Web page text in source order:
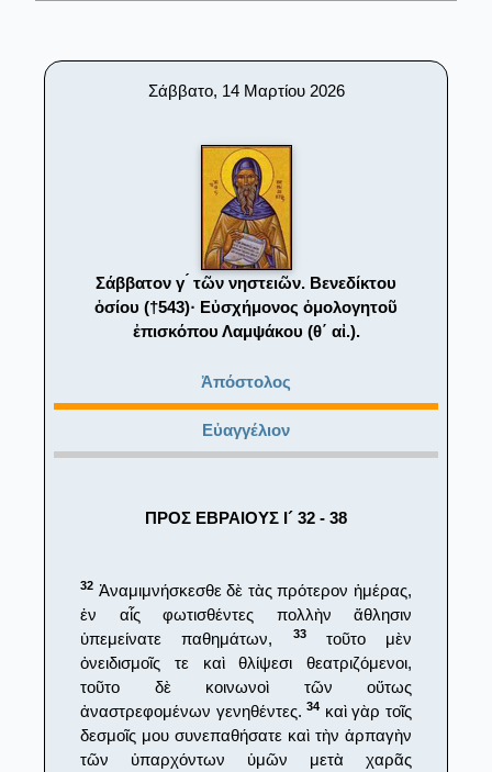
Σάββατο, 14 Μαρτίου 2026
Σάββατον γ ́ τῶν νηστειῶν. Βενεδίκτου
ὁσίου (†543)· Εὐσχήμονος ὁμολογητοῦ
ἐπισκόπου Λαμψάκου (θ΄ αἰ.).
Ἀπόστολος
Εὐαγγέλιον
ΠΡΟΣ ΕΒΡΑΙΟΥΣ Ι´ 32 - 38
32 Ἀναμιμνήσκεσθε δὲ τὰς πρότερον ἡμέρας,
ἐν αἷς φωτισθέντες πολλὴν ἄθλησιν
ὑπεμείνατε παθημάτων,
33τοῦτο μὲν
ὀνειδισμοῖς τε καὶ θλίψεσι θεατριζόμενοι,
τοῦτο δὲ κοινωνοὶ τῶν οὕτως
ἀναστρεφομένων γενηθέντες.34 καὶ γὰρ τοῖς
δεσμοῖς μου συνεπαθήσατε καὶ τὴν ἁρπαγὴν
τῶν ὑπαρχόντων ὑμῶν μετὰ χαρᾶς